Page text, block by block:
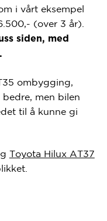
i vårt eksempel
(over 3 år).
siden, med
ombygging,
men bilen
til å kunne gi
Toyota Hilux AT37